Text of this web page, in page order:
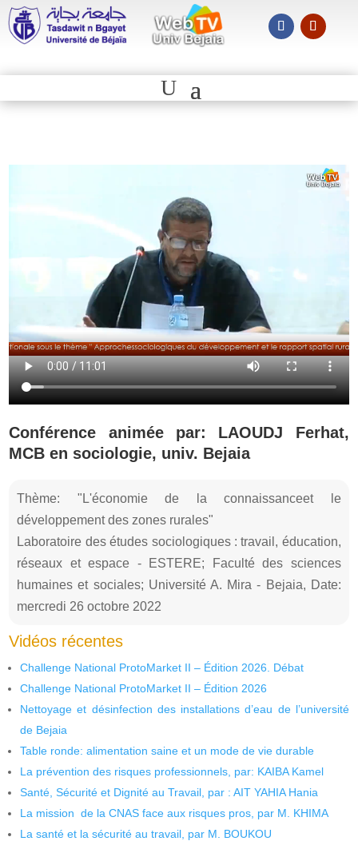
Conférence animée par: LAOUDJ Ferhat,
MCB en sociologie, univ. Bejaia
Thème: "L'économie de la connaissanceet le
développement des zones rurales"
Laboratoire des études sociologiques : travail, éducation,
réseaux et espace - ESTERE; Faculté des sciences
humaines et sociales; Université A. Mira - Bejaia, Date:
mercredi 26 octobre 2022
Vidéos récentes
Challenge National ProtoMarket II – Édition 2026. Débat
Challenge National ProtoMarket II – Édition 2026
Nettoyage et désinfection des installations d’eau de l’université
de Bejaia
Table ronde: alimentation saine et un mode de vie durable
La prévention des risques professionnels, par: KAIBA Kamel
Santé, Sécurité et Dignité au Travail, par : AIT YAHIA Hania
La mission de la CNAS face aux risques pros, par M. KHIMA
La santé et la sécurité au travail, par M. BOUKOU